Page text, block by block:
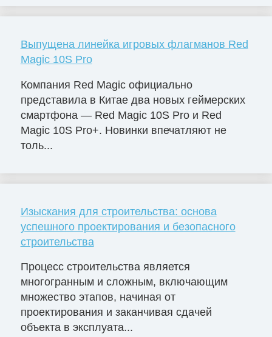
Выпущена линейка игровых флагманов Red
Magic 10S Pro
Компания Red Magic официально
представила в Китае два новых геймерских
смартфона — Red Magic 10S Pro и Red
Magic 10S Pro+. Новинки впечатляют не
толь...
Изыскания для строительства: основа
успешного проектирования и безопасного
строительства
Процесс строительства является
многогранным и сложным, включающим
множество этапов, начиная от
проектирования и заканчивая сдачей
объекта в эксплуата...